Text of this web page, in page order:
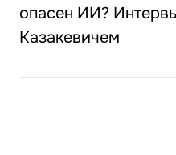
опасен ИИ?
Казакевичем